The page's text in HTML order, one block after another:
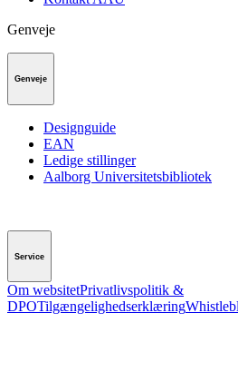
Genveje
Genveje
Designguide
EAN
Ledige stillinger
Aalborg Universitetsbibliotek
Service
Om websitetPrivatlivspolitik &
DPOTilgængelighedserklæring